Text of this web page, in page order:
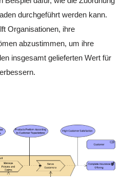
durchgeführt werden kann.
Organisationen, ihre
abzustimmen, um ihre
insgesamt gelieferten Wert für